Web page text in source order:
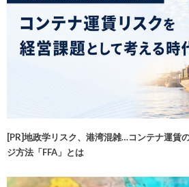
[PR]地政学リスク、港湾混雑…コンテナ運賃
ジ方法「FFA」とは